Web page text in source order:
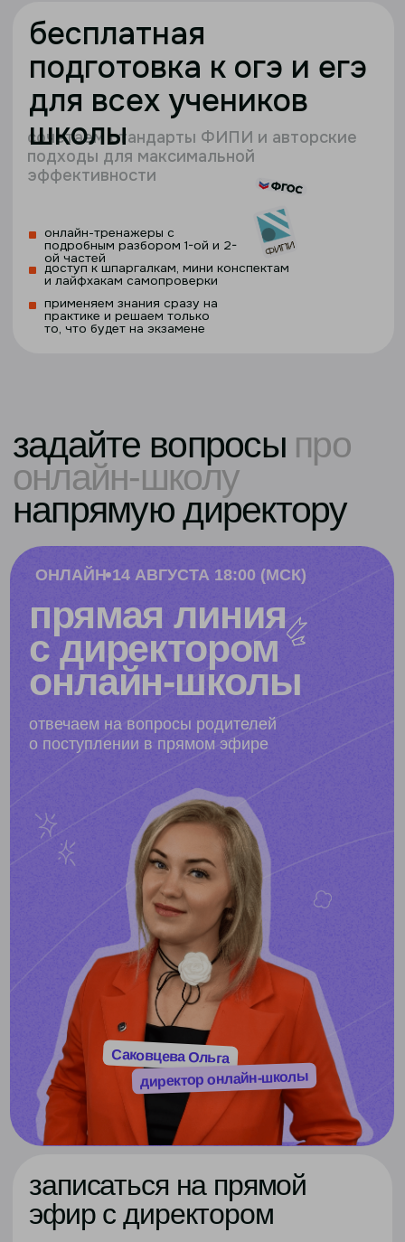
+7
в соответствии с
Я соглашаюсь на рекламные рассылки и звонки в соответствии с
положением о рекламных рассылках
ФГОС
комфорт
онлайн-школа с гибкими условиями обучения для
самоорганизованных учеников
зачисляем в контингентмосковской школы
групповые занятия по всем предметам
в реальном времени по расписанию
■конспекты и тренажёры с автопроверкой
■автоматический отчет об успеваемости
■чат поддержки по ДЗ
■классный руководитель
■московский аттестатгос. образца
оставить заявку
10 150 ₽/мес
рассрочка на 12 месяцев без переплат
от 14 500 ₽/мес - 30%
записи уроков ФГОС
стандарт
или изучить тему заранее
■без зачисления и аттестации
■все темы школьной программы по ФГОС
в видео-формате — смотрите в любом порядке
конспекты и тренажёры с автопроверкой
оставить заявку
от 6 114 ₽/мес
от3 668 ₽/мес
рассрочка на 12 месяцев без переплат
- 40%
🔥 высокий спрос